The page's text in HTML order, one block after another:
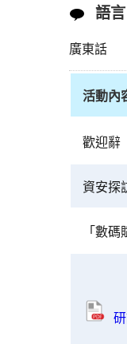
語言
廣東話
2025
活動內
歡迎辭
資安探
「數